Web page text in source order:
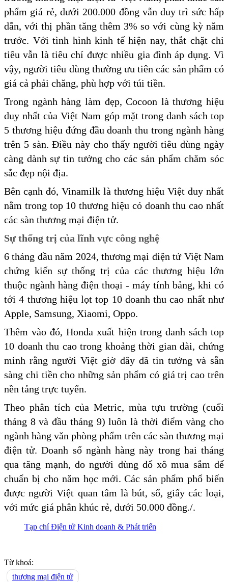
phẩm giá rẻ, dưới 200.000 đồng vẫn duy trì sức hấp
dẫn, với thị phần tăng thêm 3% so với cùng kỳ năm
trước. Với tình hình kinh tế hiện nay, thắt chặt chi
tiêu vẫn là tiêu chí được nhiều gia đình áp dụng. Vì
vậy, người tiêu dùng thường ưu tiên các sản phẩm có
giá cả phải chăng, phù hợp với túi tiền.
Trong ngành hàng làm đẹp, Cocoon là thương hiệu
duy nhất của Việt Nam góp mặt trong danh sách top
5 thương hiệu đứng đầu doanh thu trong ngành hàng
trên 5 sàn. Điều này cho thấy người tiêu dùng ngày
càng dành sự tin tưởng cho các sản phẩm chăm sóc
sắc đẹp nội địa.
Bên cạnh đó, Vinamilk là thương hiệu Việt duy nhất
nằm trong top 10 thương hiệu có doanh thu cao nhất
các sàn thương mại điện tử.
Sự thống trị của lĩnh vực công nghệ
6 tháng đầu năm 2024, thương mại điện tử Việt Nam
chứng kiến sự thống trị của các thương hiệu lớn
thuộc ngành hàng điện thoại - máy tính bảng, khi có
tới 4 thương hiệu lọt top 10 doanh thu cao nhất như
Apple, Samsung, Xiaomi, Oppo.
Thêm vào đó, Honda xuất hiện trong danh sách top
10 doanh thu cao trong khoảng thời gian dài, chứng
minh rằng người Việt giờ đây đã tin tưởng và sẵn
sàng chi tiền cho những sản phẩm có giá trị cao trên
nền tảng trực tuyến.
Theo phân tích của Metric, mùa tựu trường (cuối
tháng 8 và đầu tháng 9) luôn là thời điểm vàng cho
ngành hàng văn phòng phẩm trên các sàn thương mại
điện tử. Doanh số ngành hàng này trong hai tháng
qua tăng mạnh, do người dùng đổ xô mua sắm để
chuẩn bị cho năm học mới. Các sản phẩm phổ biến
được người Việt quan tâm là bút, sổ, giấy các loại,
với mức giá phân khúc rẻ, dưới 50.000 đồng./.
Tạp chí Điện tử Kinh doanh & Phát triển
Từ khoá:
thương mại điện tử